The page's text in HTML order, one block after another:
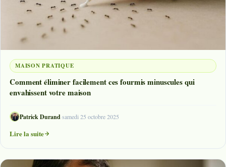
MAISON PRATIQUE
Comment éliminer facilement ces fourmis minuscules qui
envahissent votre maison
Patrick Durand·samedi 25 octobre 2025
Lire la suite